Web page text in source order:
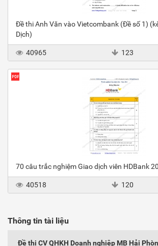
Đề thi Anh Văn vào Vietcombank (Đề số 1)
Dịch)
40965 123
70 câu trắc nghiệm Giao dịch viên HDBank
40518 120
Thông tin tài liệu
Đề thi CV QHKH Doanh nghiệp MB Hải